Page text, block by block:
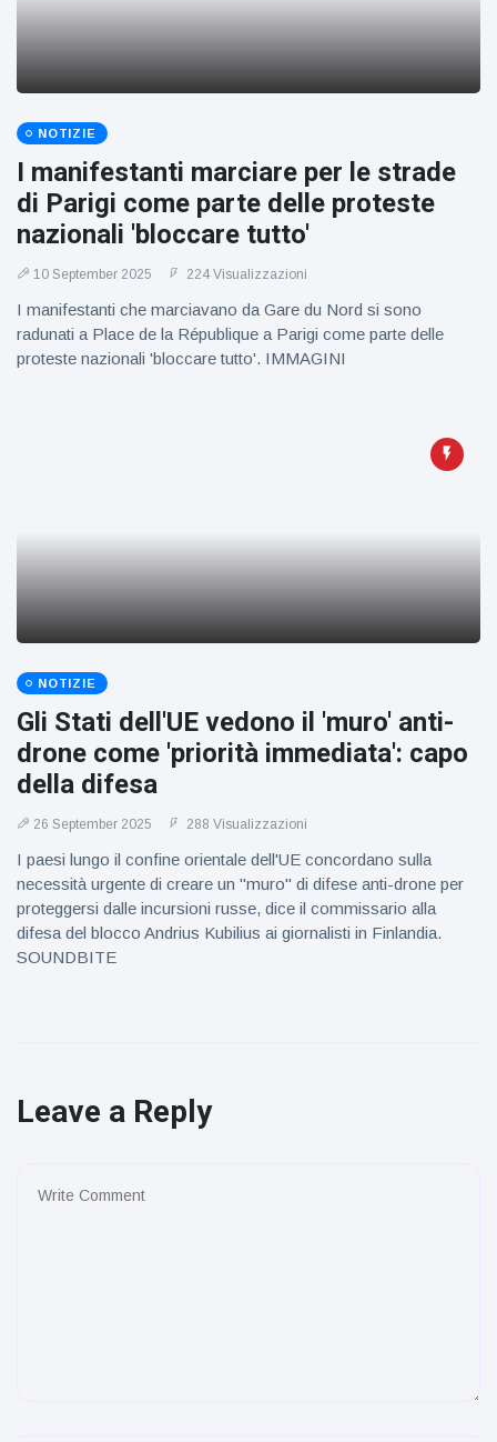
NOTIZIE
I manifestanti marciare per le strade
di Parigi come parte delle proteste
nazionali 'bloccare tutto'
10 September 2025 224 Visualizzazioni
I manifestanti che marciavano da Gare du Nord si sono
radunati a Place de la République a Parigi come parte delle
proteste nazionali 'bloccare tutto'. IMMAGINI
NOTIZIE
Gli Stati dell'UE vedono il 'muro' anti-
drone come 'priorità immediata': capo
della difesa
26 September 2025 288 Visualizzazioni
I paesi lungo il confine orientale dell'UE concordano sulla
necessità urgente di creare un "muro" di difese anti-drone per
proteggersi dalle incursioni russe, dice il commissario alla
difesa del blocco Andrius Kubilius ai giornalisti in Finlandia.
SOUNDBITE
Leave a Reply